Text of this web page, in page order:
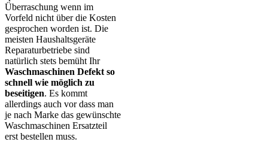
Überraschung wenn im
Vorfeld nicht über die Kosten
gesprochen worden ist. Die
meisten Haushaltsgeräte
Reparaturbetriebe sind
natürlich stets bemüht Ihr
Waschmaschinen Defekt so
schnell wie möglich zu
beseitigen. Es kommt
allerdings auch vor dass man
je nach Marke das gewünschte
Waschmaschinen Ersatzteil
erst bestellen muss.